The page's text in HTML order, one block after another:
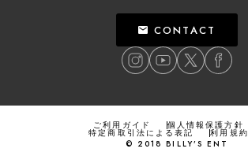
CONTACT
ご利用ガイド 個人情報保護方針
特定商取引法による表記
利用規約
© 2018 BILLY’S ENT